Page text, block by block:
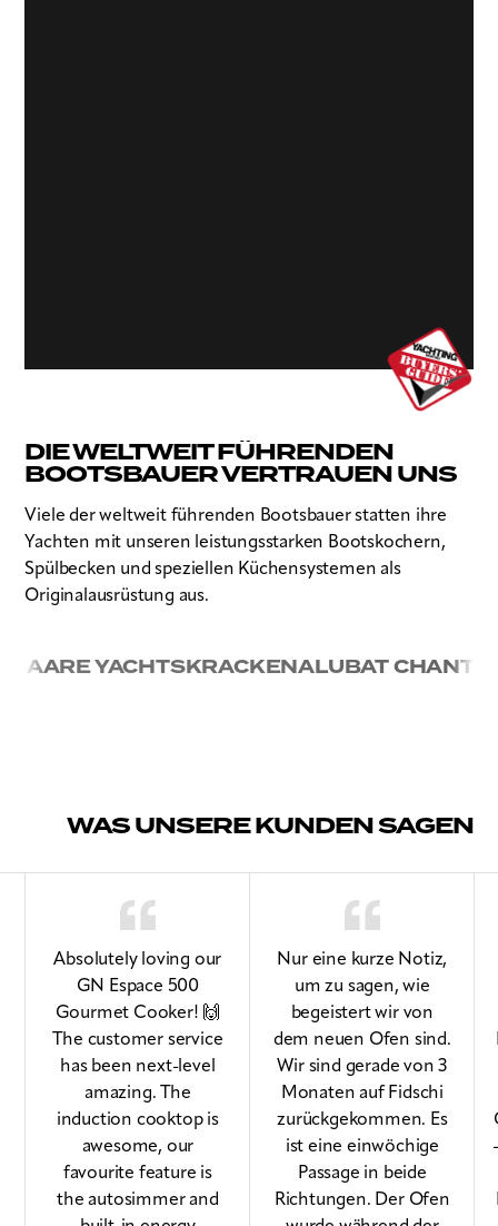
DIE WELTWEIT FÜHRENDEN
BOOTSBAUER VERTRAUEN UNS
Viele der weltweit führenden Bootsbauer statten ihre
Yachten mit unseren leistungsstarken Bootskochern,
Spülbecken und speziellen Küchensystemen als
Originalausrüstung aus.
KRACKENALUBAT CHANTIER NAVAL
WAS UNSERE KUNDEN SAGEN
Absolutely loving our
GN Espace 500
Gourmet Cooker! 🙌
The customer service
has been next-level
amazing. The
induction cooktop is
awesome, our
favourite feature is
the autosimmer and
Nur eine kurze Notiz,
um zu sagen, wie
begeistert wir von
dem neuen Ofen sind.
Wir sind gerade von 3
Monaten auf Fidschi
zurückgekommen. Es
ist eine einwöchige
Passage in beide
Richtungen. Der Ofen